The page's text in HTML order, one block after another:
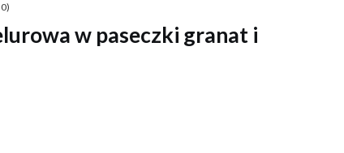
w paseczki granat i